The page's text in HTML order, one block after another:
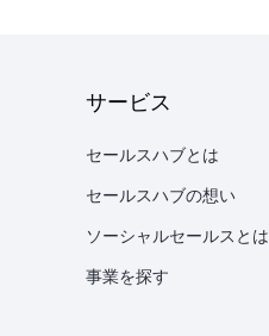
サービス
セールスハブとは
セールスハブの想い
ソーシャルセールスとは
事業を探す